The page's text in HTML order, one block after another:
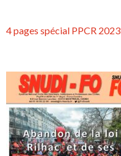
4 pages spécial PPCR 2023